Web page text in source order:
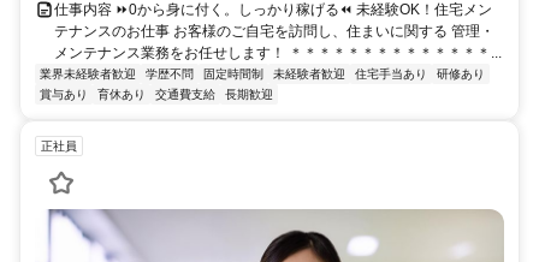
仕事内容 ⏩️0から身に付く。しっかり稼げる⏪️ 未経験OK！住宅メン
テナンスのお仕事 お客様のご自宅を訪問し、住まいに関する 管理・
メンテナンス業務をお任せします！ ＊＊＊＊＊＊＊＊＊＊＊＊＊＊...
業界未経験者歓迎 学歴不問 固定時間制 未経験者歓迎 住宅手当あり
研修あり
賞与あり
育休あり 交通費支給 長期歓迎
正社員